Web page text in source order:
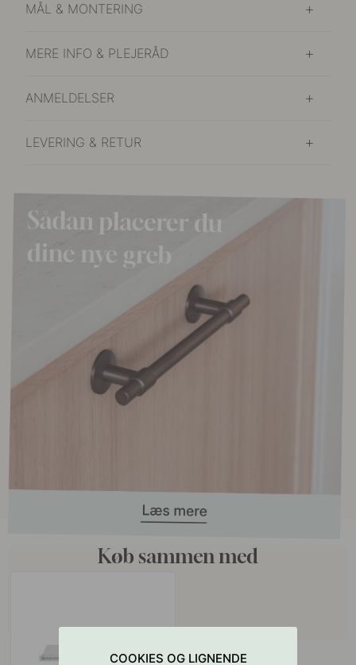
MÅL & MONTERING
MERE INFO & PLEJERÅD
ANMELDELSER
LEVERING & RETUR
Køb sammen med
COOKIES OG LIGNENDE